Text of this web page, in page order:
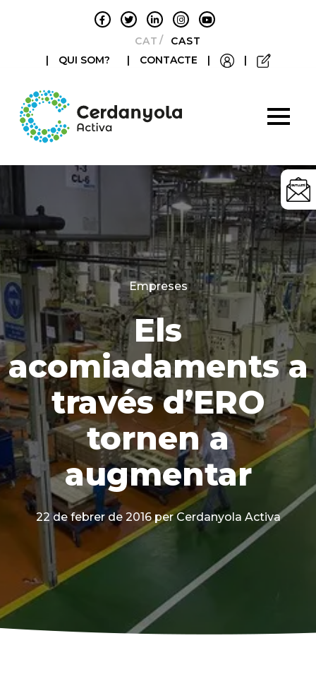
CATALÀCASTELLANO
|
QUI SOM? | CONTACTE | |
Categories
Empreses
Els
acomiadaments a
través d’ERO
tornen a
augmentar
22 de febrer de 2016 per Cerdanyola Activa